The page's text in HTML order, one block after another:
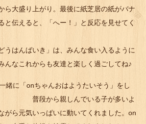
ら大盛り上がり。最後に紙芝居の紙がバナ
と伝えると、「へー！」と反応を見せてく
うはんばいき」は、みんな食い入るように
んなこれからも友達と楽しく過ごしてね♪
緒に「onちゃんおはようたいそう」をし
ら親しんでいる子が多いよ
がら元気いっぱいに動いてくれました。on